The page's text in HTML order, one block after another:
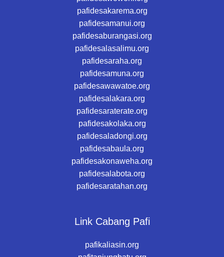
pafidesakarema.org
pafidesamanui.org
pafidesaburangasi.org
pafidesalasalimu.org
pafidesaraha.org
pafidesamuna.org
pafidesawawatoe.org
pafidesalakara.org
pafidesaraterate.org
pafidesakolaka.org
pafidesaladongi.org
pafidesabaula.org
pafidesakonaweha.org
pafidesalabota.org
pafidesaratahan.org
Link Cabang Pafi
pafikaliasin.org